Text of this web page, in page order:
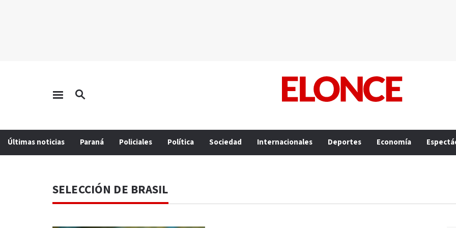
Últimas noticias Paraná Policiales Política Sociedad Internacionales Deportes Economía
SELECCIÓN DE BRASIL